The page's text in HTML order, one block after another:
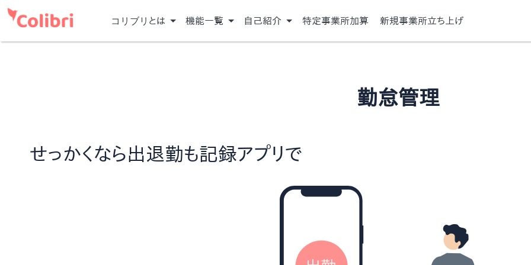
コリブリ とは 機能一覧 自己紹介 特定事業所加算 新規事業所立ち上げ
勤怠管理
せっかくなら出退勤も記録アプリで